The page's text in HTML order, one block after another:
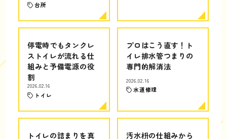
台所
停電時でもタンクレ
ストイレが流れる仕
組みと予備電源の役
割
2026.02.16
トイレ
プロはこう直す！ト
イレ排水管つまりの
専門的解消法
2026.02.16
水道修理
トイレの詰まりを真
汚水枡の仕組みから